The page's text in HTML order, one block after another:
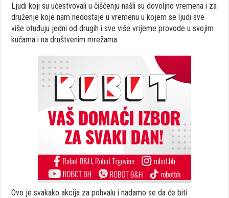
Ljudi koji su učestvovali u čišćenju našli su dovoljno vremena i za
druženje koje nam nedostaje u vremenu u kojem se ljudi sve
više otuđuju jedni od drugih i sve više vrijeme provode u svojim
kućama i na društvenim mrežama.
Ovo je svakako akcija za pohvalu i nadamo se da će biti